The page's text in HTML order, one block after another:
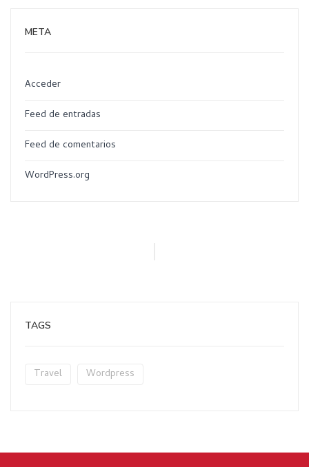
META
Acceder
Feed de entradas
Feed de comentarios
WordPress.org
TAGS
Travel Wordpress